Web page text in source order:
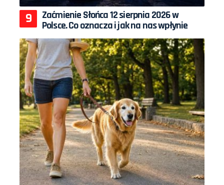
Zaćmienie Słońca 12 sierpnia 2026 w
Polsce. Co oznacza i jak na nas wpłynie